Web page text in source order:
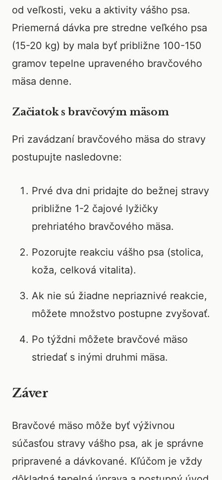
od veľkosti, veku a aktivity vášho psa.
Priemerná dávka pre stredne veľkého psa
(15-20 kg) by mala byť približne 100-150
gramov tepelne upraveného bravčového
mäsa denne.
Začiatok s bravčovým mäsom
Pri zavádzaní bravčového mäsa do stravy
postupujte nasledovne:
Prvé dva dni pridajte do bežnej stravy
približne 1-2 čajové lyžičky
prehriatého bravčového mäsa.
Pozorujte reakciu vášho psa (stolica,
koža, celková vitalita).
Ak nie sú žiadne nepriaznivé reakcie,
môžete množstvo postupne zvyšovať.
Po týždni môžete bravčové mäso
striedať s inými druhmi mäsa.
Záver
Bravčové mäso môže byť výživnou
súčasťou stravy vášho psa, ak je správne
pripravené a dávkované. Kľúčom je vždy